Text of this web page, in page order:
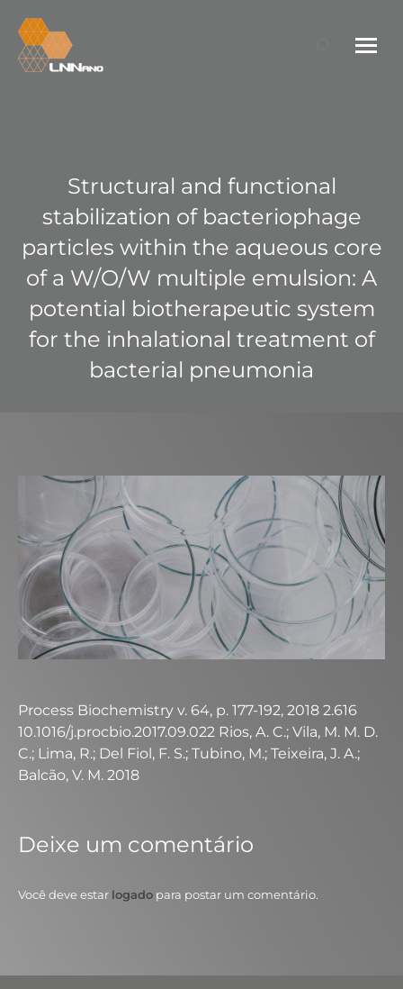
Search:
Structural and functional
stabilization of bacteriophage
particles within the aqueous core
of a W/O/W multiple emulsion: A
potential biotherapeutic system
for the inhalational treatment of
bacterial pneumonia
Process Biochemistry v. 64, p. 177-192, 2018 2.616
10.1016/j.procbio.2017.09.022 Rios, A. C.; Vila, M. M. D.
C.; Lima, R.; Del Fiol, F. S.; Tubino, M.; Teixeira, J. A.;
Balcão, V. M. 2018
Deixe um comentário
Você deve estar logado para postar um comentário.